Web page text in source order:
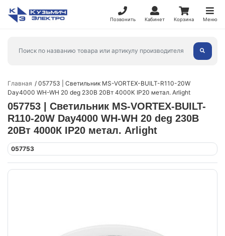
Позвонить Кабинет Корзина Меню
Главная
057753 | Светильник MS-VORTEX-BUILT-R110-20W
Day4000 WH-WH 20 deg 230В 20Вт 4000К IP20 метал. Arlight
057753 | Светильник MS-VORTEX-BUILT-
R110-20W Day4000 WH-WH 20 deg 230В
20Вт 4000К IP20 метал. Arlight
057753